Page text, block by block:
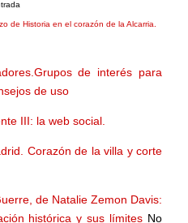
de Historia en el corazón de la Alcarria.
de interés para
de uso
III: la web social.
Corazón de la villa y corte
de Natalie Zemon Davis:
histórica y sus límites No